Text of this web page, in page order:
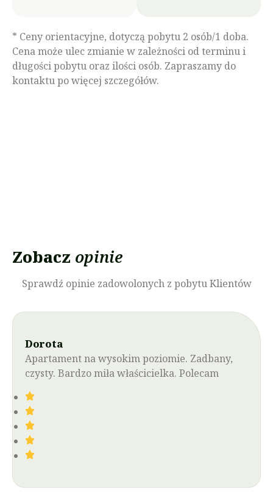
* Ceny orientacyjne, dotyczą pobytu 2 osób/1 doba.
Cena może ulec zmianie w zależności od terminu i
długości pobytu oraz ilości osób. Zapraszamy do
kontaktu po więcej szczegółów.
Zobacz opinie
Sprawdź opinie zadowolonych z pobytu Klientów
Dorota
Apartament na wysokim poziomie. Zadbany,
czysty. Bardzo miła właścicielka. Polecam